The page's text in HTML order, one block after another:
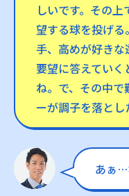
しいです。その
望する球を投げ
手、高めが好き
要望に答えていく
ね。で、その中で
ーが調子を落とし
あぁ…